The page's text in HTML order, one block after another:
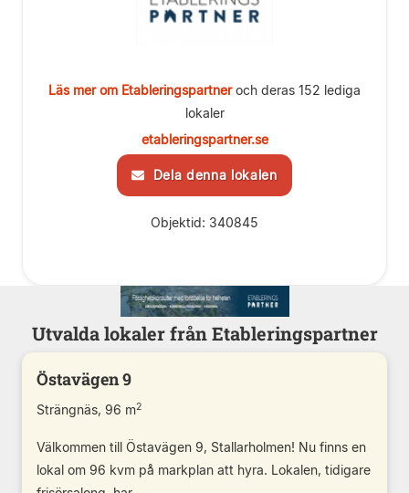
Läs mer om Etableringspartneroch deras 152 lediga
lokaler
etableringspartner.se
Dela denna lokalen
Objektid: 340845
Utvalda lokaler från Etableringspartner
Östavägen 9
Strängnäs, 96 m2
Välkommen till Östavägen 9, Stallarholmen! Nu finns en
lokal om 96 kvm på markplan att hyra. Lokalen, tidigare